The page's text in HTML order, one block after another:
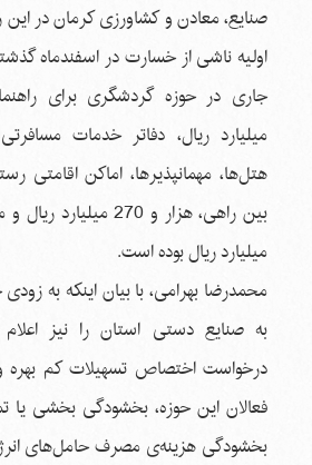
صنایع، معادن و کشاورزی کرمان در این
اولیه ناشی از خسارت در اسفندماه
هتل‌ها، مهمانپذیرها، اماکن اقامتی
میلیارد ریال بوده است.
محمدرضا بهرامی، با بیان اینکه به
به صنایع دستی استان را نیز اعلام
درخواست اختصاص تسهیلات کم بهره
فعالان این حوزه، بخشودگی بخشی یا
بخشودگی هزینه‌ی مصرف حامل‌های